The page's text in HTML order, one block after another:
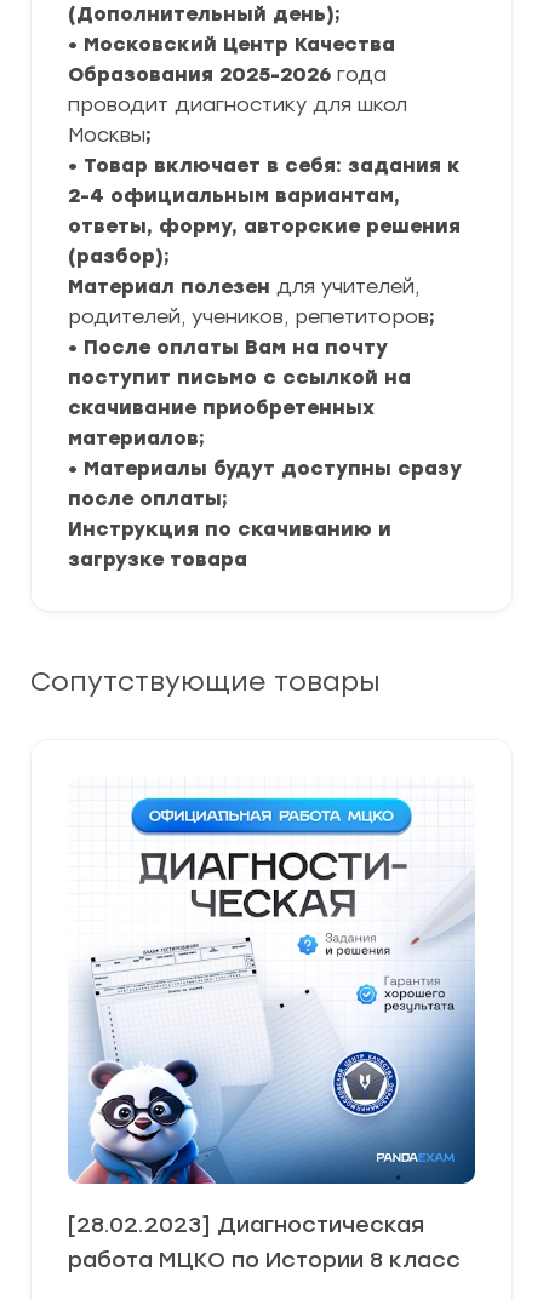
(Дополнительный день);
• Московский Центр Качества
Образования 2025-2026 года
проводит диагностику для школ
Москвы;
• Товар включает в себя: задания к
2-4 официальным вариантам,
ответы, форму, авторские решения
(разбор);
Материал полезен для учителей,
родителей, учеников, репетиторов;
• После оплаты Вам на почту
поступит письмо с ссылкой на
скачивание приобретенных
материалов;
• Материалы будут доступны сразу
после оплаты;
Инструкция по скачиванию и
загрузке товара
Сопутствующие товары
[28.02.2023] Диагностическая
работа МЦКО по Истории 8 класс